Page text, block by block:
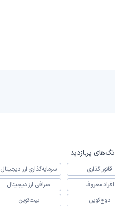
تگ‌های پربازدید
قانون‌گذاری
سرمایه‌گذاری ارز دیجیتال
افراد معروف
صرافی ارز دیجیتال
دوج‌کوین
بیت‌کوین